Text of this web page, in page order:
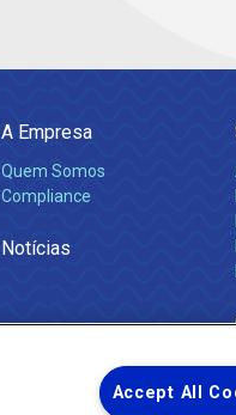
A Empresa
Quem Somos
Compliance
Notícias
Accept All